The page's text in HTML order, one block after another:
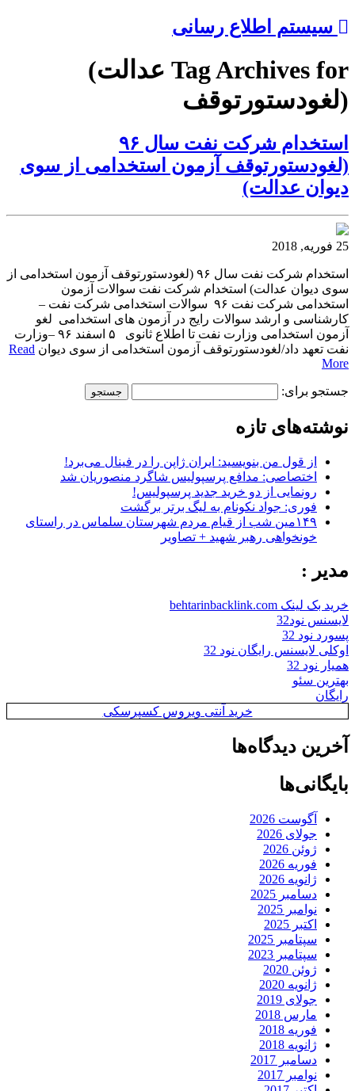
سیستم اطلاع رسانی
Tag Archives for عدالت)
(لغودستورتوقف
استخدام شرکت نفت سال ۹۶
(لغودستورتوقف آزمون استخدامی از سوی
دیوان عدالت)
25 فوریه, 2018
استخدام شرکت نفت سال ۹۶ (لغودستورتوقف آزمون استخدامی از
سوی دیوان عدالت) استخدام شرکت نفت سوالات آزمون
استخدامی شرکت نفت ۹۶ سوالات استخدامی شرکت نفت –
کارشناسی و ارشد سوالات رایج در آزمون های استخدامی لغو
آزمون استخدامی وزارت نفت تا اطلاع ثانوی ۵ اسفند ۹۶ –وزارت
نفت تعهد داد/لغودستورتوقف آزمون استخدامی از سوی دیوان Read
More
جستجو برای:
نوشته‌های تازه
از قول من بنویسید: ایران ژاپن را در فینال می‌برد!
اختصاصی: مدافع پرسپولیس شاگرد منصوریان شد
رونمایی از دو خرید جدید پرسپولیس!
فوری: جواد نکونام به لیگ برتر برگشت
۱۴۹مین شب از قیام مردم شهرستان سلماس در راستای
خونخواهی رهبر شهید + تصاویر
مدیر :
خرید بک لینک behtarinbacklink.com
لایسنس نود32
پسورد نود 32
اوکلی لایسنس رایگان نود 32
همیار نود 32
بهترین سئو
رایگان
خرید آنتی ویروس کسپرسکی
آخرین دیدگاه‌ها
بایگانی‌ها
آگوست 2026
جولای 2026
ژوئن 2026
فوریه 2026
ژانویه 2026
دسامبر 2025
نوامبر 2025
اکتبر 2025
سپتامبر 2025
سپتامبر 2023
ژوئن 2020
ژانویه 2020
جولای 2019
مارس 2018
فوریه 2018
ژانویه 2018
دسامبر 2017
نوامبر 2017